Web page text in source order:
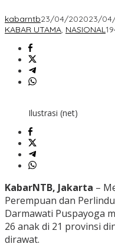
kabarntb23/04/202023/
KABAR UTAMA, NASIONAL
Ilustrasi (net)
KabarNTB, Jakarta –
Perempuan dan
Darmawati Puspayoga
26 anak di 21 provinsi
dirawat.